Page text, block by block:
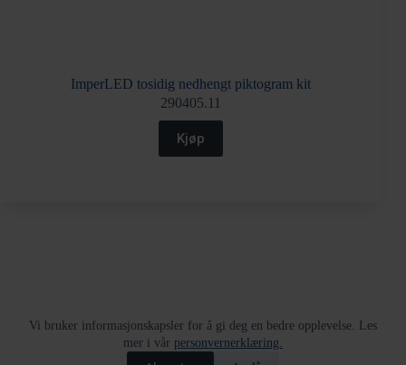
Vi bruker informasjonskapsler for å gi deg en bedre opplevelse. Les
mer i vår personvernerklæring.
ImperLED tosidig nedhengt piktogram kit
290405.11
Kjøp
Returskjema Tjenester
Kjøpsvilkår
Varslingskanal
HMS policy
Åpenhetsloven
Informasjon om Bestillingsvarer